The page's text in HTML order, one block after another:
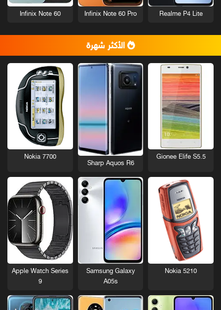
Realme P4 Lite
Infinix Note 60 Pro
Infinix Note 60
الأكثر شهرة
Gionee Elife S5.5
Sharp Aquos R6
Nokia 7700
Nokia 5210
Samsung Galaxy
A05s
Apple Watch Series
9